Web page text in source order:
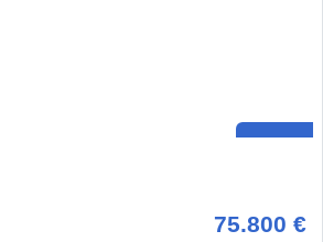
75.800 €